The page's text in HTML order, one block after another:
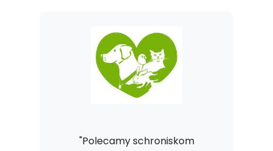
"Polecamy schroniskom